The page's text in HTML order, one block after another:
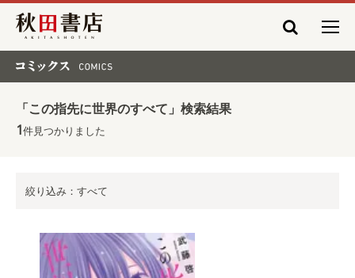
秋田書店
「この指先に世界のすべて」検索結果
1件見つかりました
絞り込み：すべて